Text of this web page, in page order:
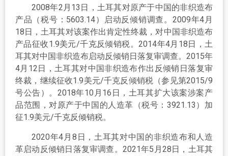
2008年2月13日，土耳其对原产于中国的非织造布
产品（税号：5603.14）启动反倾销调查。2009年4月
18日，土耳其对该案作出肯定性终裁，对中国非织造布
产品征收1.9美元/千克反倾销税。2014年4月18日，土
耳其对中国非织造布启动反倾销日落复审调查。2015年
4月12日，土耳其对中国非织造布作出反倾销日落复审
终裁，继续征收1.9美元/千克反倾销税（参见第2015/9
号公告）。2018年10月16日，土耳其扩大该案涉案产
品范围，对原产于中国的人造革（税号：3921.13）加
征1.9美元/千克反倾销税。
2020年4月8日，土耳其对中国的非织造布和人造
革启动反倾销日落复审调查。2021年5月28日，土耳其